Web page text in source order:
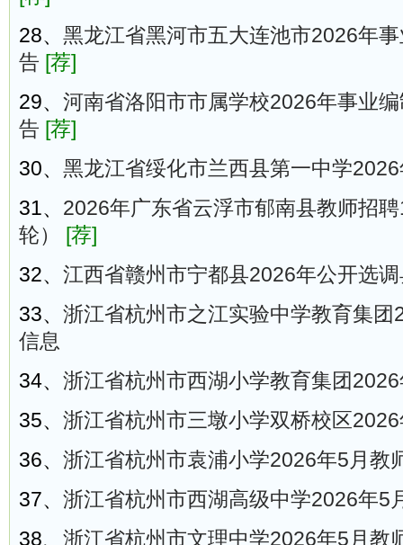
28、 黑龙江省黑河市五大连池市2026年
告 [荐]
29、 河南省洛阳市市属学校2026年事业
告 [荐]
30、 黑龙江省绥化市兰西县第一中学
31、 2026年广东省云浮市郁南县教师招
轮）
[荐]
32、 江西省赣州市宁都县2026年公开选
33、 浙江省杭州市之江实验中学教育集团
信息
34、 浙江省杭州市西湖小学教育集团
35、 浙江省杭州市三墩小学双桥校区
36、 浙江省杭州市袁浦小学2026年5月教
37、 浙江省杭州市西湖高级中学2026年5
38、 浙江省杭州市文理中学2026年5月教